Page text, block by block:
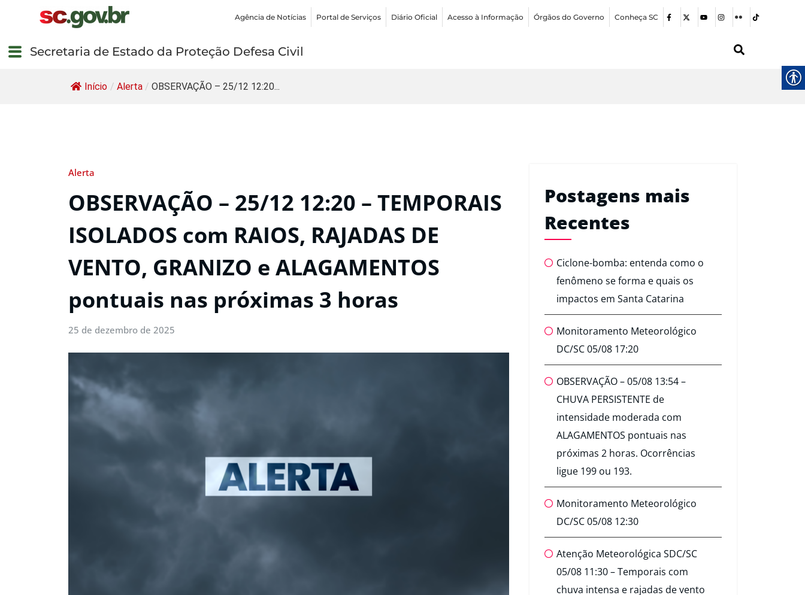
Agência de Notícias Portal de Serviços Diário Oficial Acesso à Informação Órgãos do Governo Conheça SC
Secretaria de Estado da Proteção Defesa Civil
Início / Alerta / OBSERVAÇÃO – 25/12 12:20...
Alerta
OBSERVAÇÃO – 25/12 12:20 – TEMPORAIS
ISOLADOS com RAIOS, RAJADAS DE
VENTO, GRANIZO e ALAGAMENTOS
pontuais nas próximas 3 horas
25 de dezembro de 2025
Postagens mais
Recentes
Ciclone-bomba: entenda como o
fenômeno se forma e quais os
impactos em Santa Catarina
Monitoramento Meteorológico
DC/SC 05/08 17:20
OBSERVAÇÃO – 05/08 13:54 –
CHUVA PERSISTENTE de
intensidade moderada com
ALAGAMENTOS pontuais nas
próximas 2 horas. Ocorrências
ligue 199 ou 193.
Monitoramento Meteorológico
DC/SC 05/08 12:30
Atenção Meteorológica SDC/SC
05/08 11:30 – Temporais com
chuva intensa e rajadas de vento